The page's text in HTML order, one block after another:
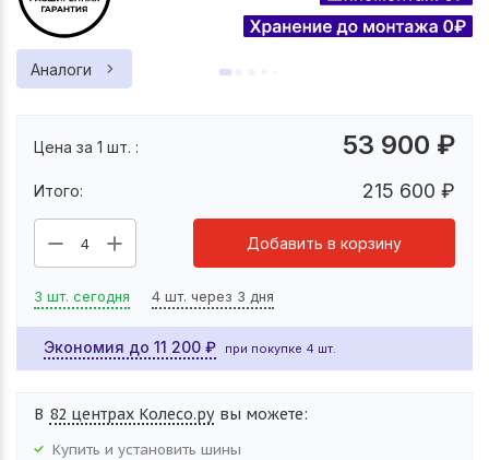
Аналоги
Цена за 1 шт. : 53 900 ₽
Итого: 215 600 ₽
4 Добавить в корзину
3 шт. сегодня 4 шт. через 3 дня
Экономия до 11 200 ₽ при покупке 4 шт.
В 82 центрах Колесо.ру вы можете:
Купить и установить шины